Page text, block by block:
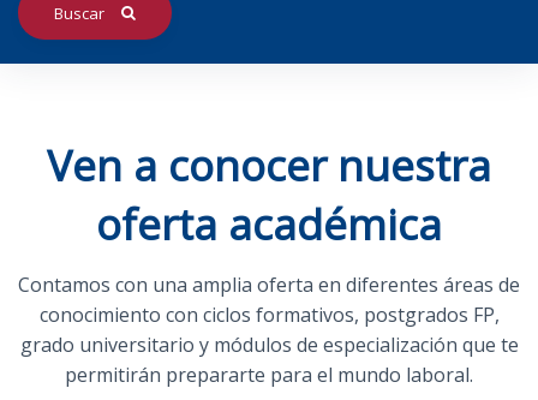
Buscar
Ven a conocer nuestra
oferta académica
Contamos con una amplia oferta en diferentes áreas de
conocimiento con ciclos formativos, postgrados FP,
grado universitario y módulos de especialización que te
permitirán prepararte para el mundo laboral.